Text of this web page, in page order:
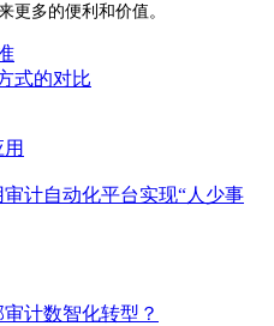
更多的便利和价值。
式的对比
计自动化平台实现“人少事
计数智化转型？